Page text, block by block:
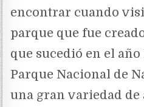
encontrar cuando
parque que fue
que sucedió en el año
Parque Nacional de
una gran variedad de